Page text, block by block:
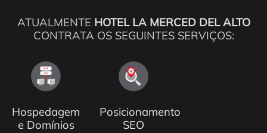
ATUALMENTE HOTEL LA MERCED DEL ALTO
CONTRATA OS SEGUINTES SERVIÇOS:
Hospedagem
e Domínios
Posicionamento
SEO